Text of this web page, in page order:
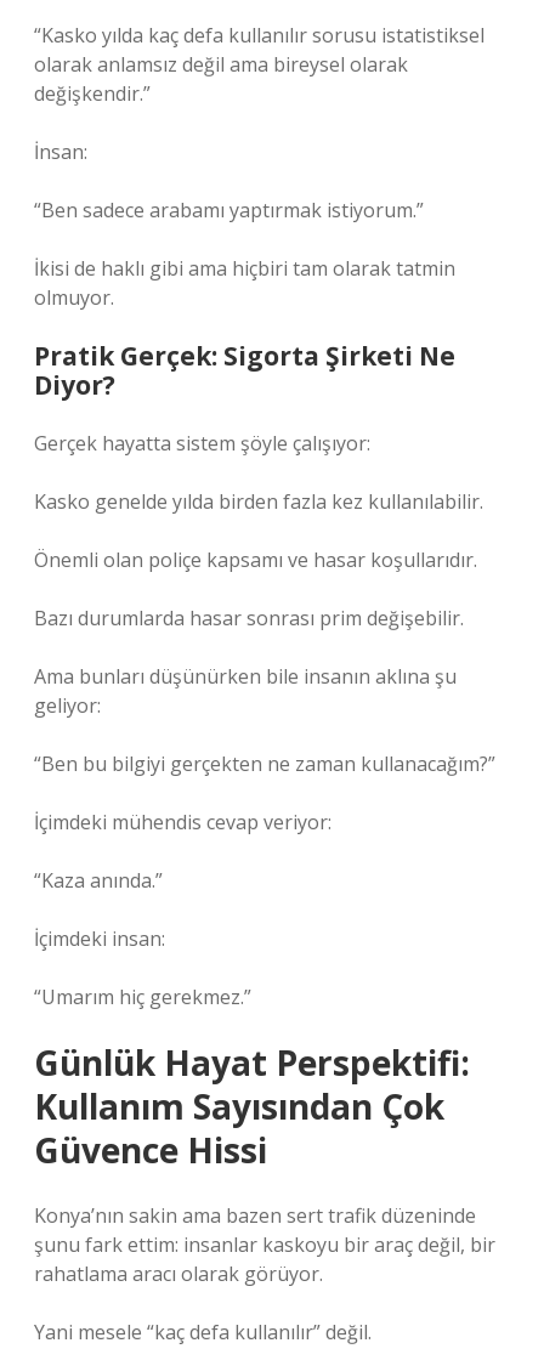
“Kasko yılda kaç defa kullanılır sorusu istatistiksel
olarak anlamsız değil ama bireysel olarak
değişkendir.”
İnsan:
“Ben sadece arabamı yaptırmak istiyorum.”
İkisi de haklı gibi ama hiçbiri tam olarak tatmin
olmuyor.
Pratik Gerçek: Sigorta Şirketi Ne
Diyor?
Gerçek hayatta sistem şöyle çalışıyor:
Kasko genelde yılda birden fazla kez kullanılabilir.
Önemli olan poliçe kapsamı ve hasar koşullarıdır.
Bazı durumlarda hasar sonrası prim değişebilir.
Ama bunları düşünürken bile insanın aklına şu
geliyor:
“Ben bu bilgiyi gerçekten ne zaman kullanacağım?”
İçimdeki mühendis cevap veriyor:
“Kaza anında.”
İçimdeki insan:
“Umarım hiç gerekmez.”
Günlük Hayat Perspektifi:
Kullanım Sayısından Çok
Güvence Hissi
Konya’nın sakin ama bazen sert trafik düzeninde
şunu fark ettim: insanlar kaskoyu bir araç değil, bir
rahatlama aracı olarak görüyor.
Yani mesele “kaç defa kullanılır” değil.